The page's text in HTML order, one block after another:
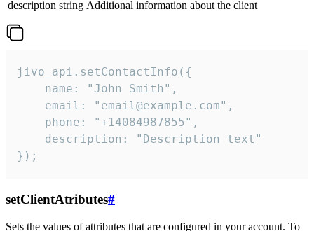
description string Additional information about the client
jivo_api.setContactInfo({
    name: "John Smith",
    email: "email@example.com",
    phone: "+14084987855",
    description: "Description text"
});
setClientAtributes#
Sets the values ​​of attributes that are configured in your account. To